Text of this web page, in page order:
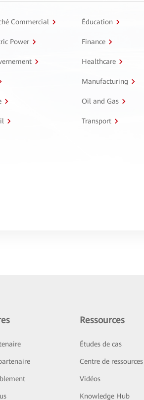
Commercial Éducation
Power Finance
Healthcare
Manufacturing
Oil and Gas
Transport
Ressources
Études de cas
Centre de ressources
Vidéos
Knowledge Hub